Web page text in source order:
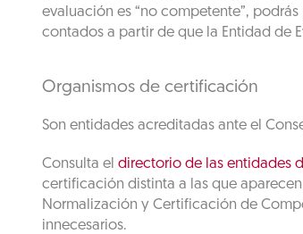
evaluación es “no competente”,
contados a partir de que la Entidad de
Organismos de certificación
Son entidades acreditadas ante el
Consulta el directorio de las entidades
certificación distinta a las que
Normalización y Certificación de
innecesarios.